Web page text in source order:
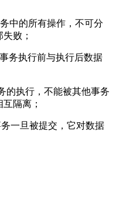
中的所有操作，不可分
败；
务执行前与执行后数据
的执行，不能被其他事务
隔离；
一旦被提交，它对数据